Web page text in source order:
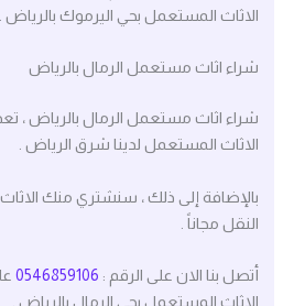
الاثاث المستعمل بحي اليرموك بالرياض .
شراء اثاث مستعمل الرمال بالرياض
شراء اثاث مستعمل الرمال بالرياض ،
الاثاث المستعمل لدينا شرق الرياض .
بالإضافة إلى ذلك ، سنشتري منك
النقل مجاناً .
أتصل بنا الان على الرقم : 0546859106
الاثاث المستعمل بحي الرمال بالرياض .